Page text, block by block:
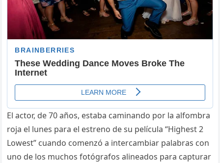
El actor, de 70 años, estaba caminando por la alfombra
roja el lunes para el estreno de su película “Highest 2
Lowest” cuando comenzó a intercambiar palabras con
uno de los muchos fotógrafos alineados para capturar